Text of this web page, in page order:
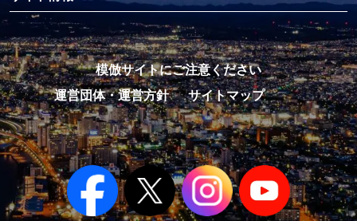
模倣サイトにご注意ください
運営団体・運営方針
サイトマップ